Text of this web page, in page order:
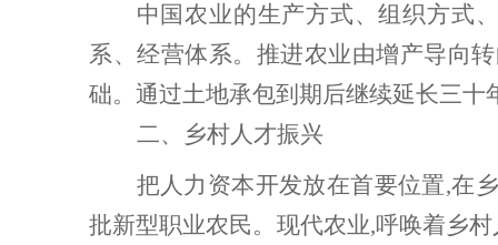
中国农业的生产方式、组织方式
系、经营体系。推进农业由增产导向
础。通过土地承包到期后继续延长三十
二、乡村人才振兴
把人力资本开发放在首要位置,在
批新型职业农民。现代农业,呼唤着乡